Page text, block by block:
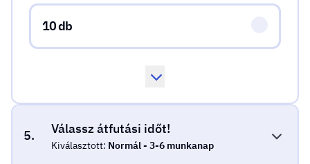
10 db
5. Válassz átfutási időt!
Kiválasztott: Normál - 3-6 munkanap